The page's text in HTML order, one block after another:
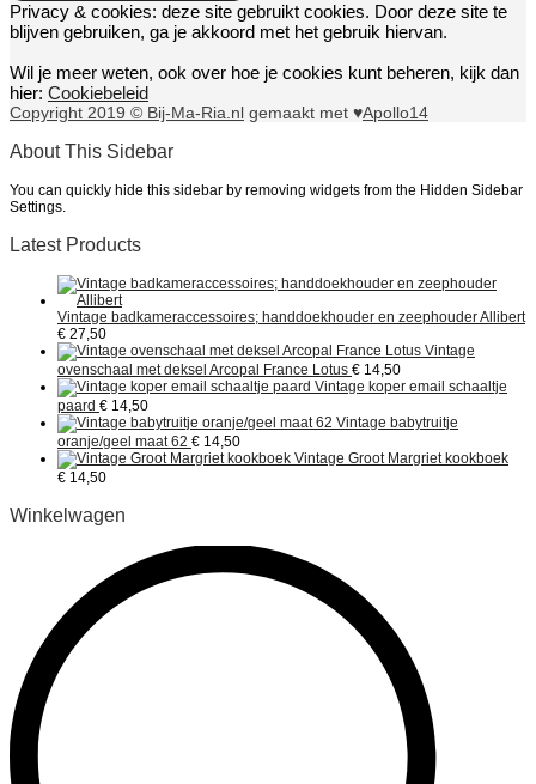
Privacy & cookies: deze site gebruikt cookies. Door deze site te
blijven gebruiken, ga je akkoord met het gebruik hiervan.
Wil je meer weten, ook over hoe je cookies kunt beheren, kijk dan
hier: Cookiebeleid
Copyright 2019 © Bij-Ma-Ria.nl gemaakt met ♥Apollo14
About This Sidebar
You can quickly hide this sidebar by removing widgets from the Hidden Sidebar
Settings.
Latest Products
Vintage badkameraccessoires; handdoekhouder en zeephouder Allibert
€ 27,50
Vintage
ovenschaal met deksel Arcopal France Lotus € 14,50
Vintage koper email schaaltje
paard € 14,50
Vintage babytruitje
oranje/geel maat 62 € 14,50
Vintage Groot Margriet kookboek
€ 14,50
Winkelwagen